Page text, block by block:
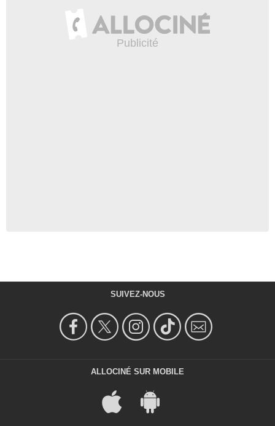
SUIVEZ-NOUS
ALLOCINÉ SUR MOBILE